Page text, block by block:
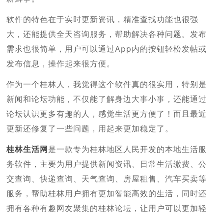
软件的特色在于实时更新资讯，精准查找功能也很强
大，还能提供全天咨询服务，帮助解决各种问题。发布
需求也很简单，用户可以通过App内的按钮轻松发帖或
发布信息，操作起来很方便。
作为一个桂林人，我觉得这个软件真的很实用，特别是
新闻和论坛功能，不仅能了解身边大事小事，还能通过
论坛认识更多有趣的人，感觉生活更方便了！而且最近
更新还修复了一些问题，用起来更加稳定了。
桂林生活网是一款专为桂林地区人民开发的本地生活服
务软件，主要为用户提供新闻资讯、日常生活缴费、公
交查询、快递查询、天气查询、房屋租售、汽车买卖等
服务，帮助桂林用户拥有更加智能高效的生活，同时还
拥有各种有趣网友聚集的桂林论坛，让用户可以更加轻